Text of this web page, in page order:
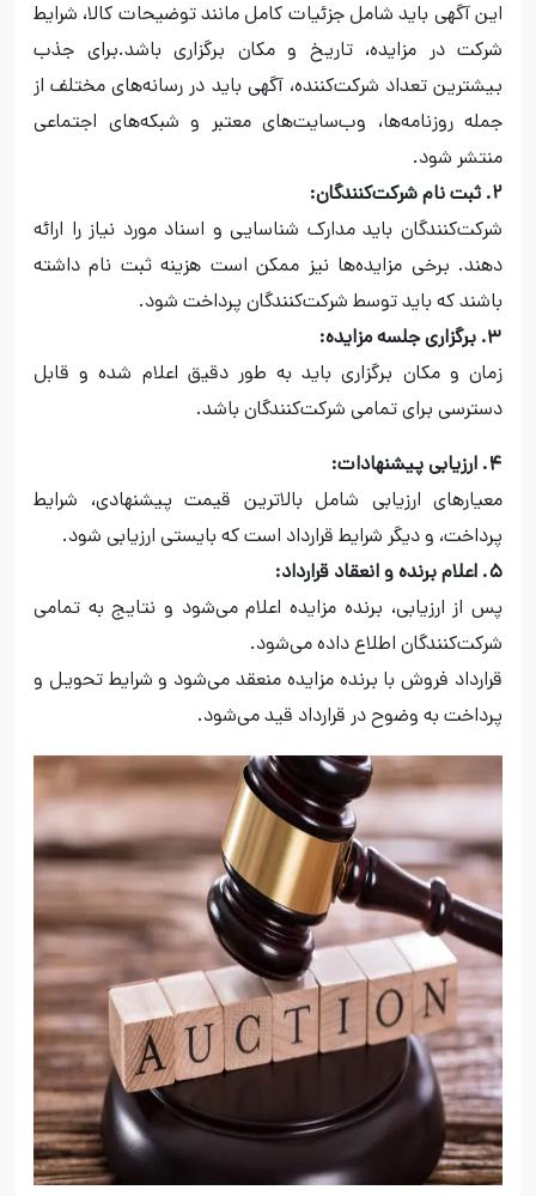
این آگهی باید شامل جزئیات کامل مانند توضیحات کالا، شرایط
شرکت در مزایده، تاریخ و مکان برگزاری باشد.برای جذب
بیشترین تعداد شرکت‌کننده، آگهی باید در رسانه‌های مختلف از
جمله روزنامه‌ها، وب‌سایت‌های معتبر و شبکه‌های اجتماعی
منتشر شود.
۲. ثبت نام شرکت‌کنندگان:
شرکت‌کنندگان باید مدارک شناسایی و اسناد مورد نیاز را ارائه
دهند. برخی مزایده‌ها نیز ممکن است هزینه ثبت نام داشته
باشند که باید توسط شرکت‌کنندگان پرداخت شود.
۳. برگزاری جلسه مزایده:
زمان و مکان برگزاری باید به طور دقیق اعلام شده و قابل
دسترسی برای تمامی شرکت‌کنندگان باشد.
۴. ارزیابی پیشنهادات:
معیارهای ارزیابی شامل بالاترین قیمت پیشنهادی، شرایط
پرداخت، و دیگر شرایط قرارداد است که بایستی ارزیابی شود.
۵. اعلام برنده و انعقاد قرارداد:
پس از ارزیابی، برنده مزایده اعلام می‌شود و نتایج به تمامی
شرکت‌کنندگان اطلاع داده می‌شود.
قرارداد فروش با برنده مزایده منعقد می‌شود و شرایط تحویل و
پرداخت به وضوح در قرارداد قید می‌شود.